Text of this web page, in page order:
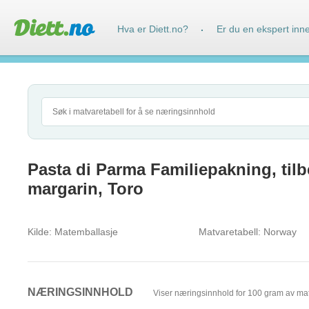
Pasta di Parma Familiepakning,
margarin, Toro
Kilde: Matemballasje Matvaretabell: Norway
NÆRINGSINNHOLD Viser næringsinnhold for 100 gram av
Hva er Diett.no? · Er du en ekspert